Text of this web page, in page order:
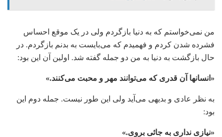
من نمی‌خواستم که به دنیا بازگردم ولی در یک موقع احساس
فشرده شدن کردم و فهمیدم که می‌بایست به بدنم بازگردم. در
حال بازگشت به دنیا به من دو جمله گفته شد. اولین آن این بود:
«انسانها آن قدری که می‌توانند مهر و محبت می‌کنند.»
به نظر عادی و بدیهی می‌آید ولی این طور نیست. جمله دوم این
بود:
«نیازی نداری به جائی بروی.»